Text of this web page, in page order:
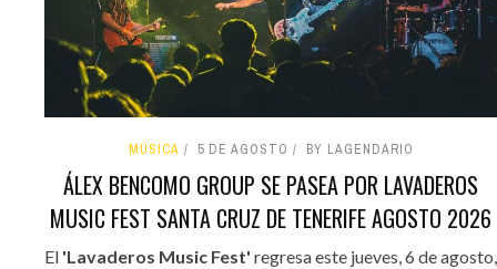
MÚSICA 5 DE AGOSTO BY LAGENDARIO
ÁLEX BENCOMO GROUP SE PASEA POR LAVADEROS
MUSIC FEST SANTA CRUZ DE TENERIFE AGOSTO 2026
El 'Lavaderos Music Fest' regresa este jueves, 6 de agosto,